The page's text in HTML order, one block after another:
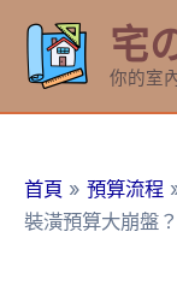
要
宅
你的室
首頁
預算流程
裝潢預算大崩盤